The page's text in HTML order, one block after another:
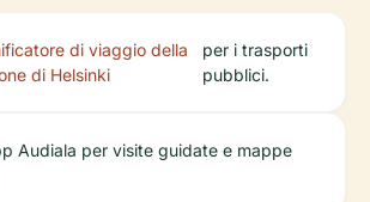
di viaggio della
di Helsinki
per i trasporti
pubblici.
Audiala per visite guidate e mappe